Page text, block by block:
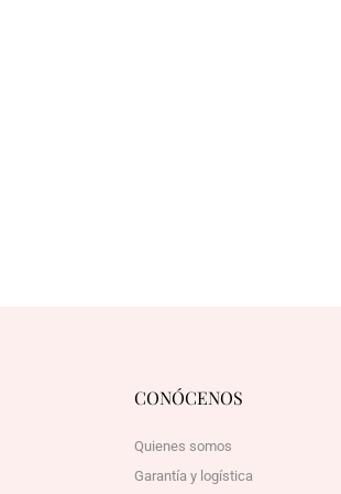
CONÓCENOS
Quienes somos
Garantía y logística